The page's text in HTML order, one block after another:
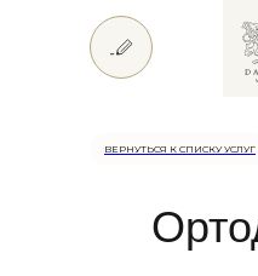
ВЕРНУТЬСЯ К СПИСКУ УСЛУГ